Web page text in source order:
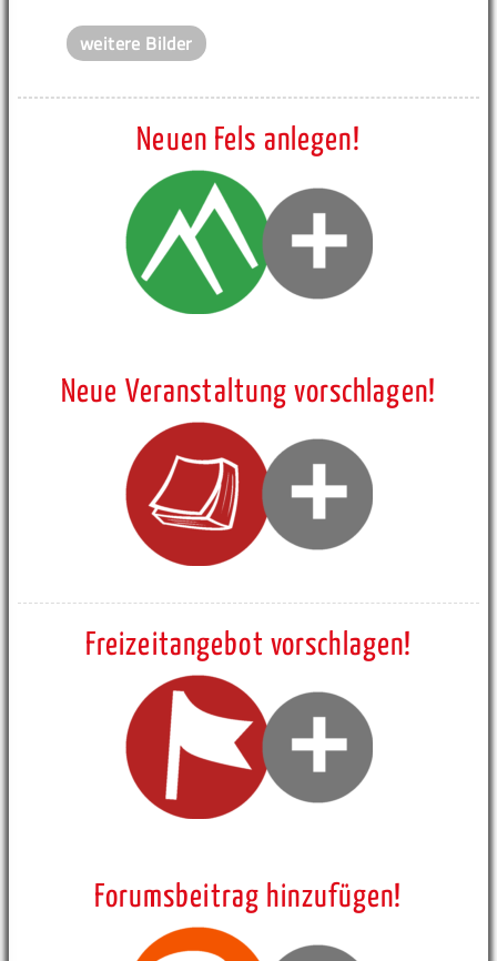
weitere Bilder
Neuen Fels anlegen!
Neue Veranstaltung vorschlagen!
Freizeitangebot vorschlagen!
Forumsbeitrag hinzufügen!